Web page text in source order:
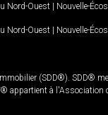
Nord-Ouest | Nouvelle-
Nord-Ouest | Nouvelle-
(SDD®). SDD®
appartient à l'Association